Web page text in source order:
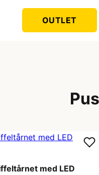
OUTLET
med LED